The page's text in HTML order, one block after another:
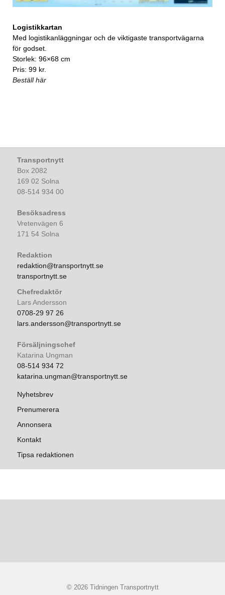
Logistikkartan
Med logistikanläggningar och de viktigaste transportvägarna
för godset.
Storlek: 96×68 cm
Pris: 99 kr.
Beställ här
Transportnytt
Box 2082
169 02 Solna
08-514 934 00
Besöksadress
Vretenvägen 6
171 54 Solna
Redaktion
redaktion@transportnytt.se
transportnytt.se
Chefredaktör
Lars Andersson
0708-29 97 26
lars.andersson@transportnytt.se
Försäljningschef
Katarina Ungman
08-514 934 72
katarina.ungman@transportnytt.se
Nyhetsbrev
Prenumerera
Annonsera
Kontakt
Tipsa redaktionen
© 2026 Tidningen Transportnytt